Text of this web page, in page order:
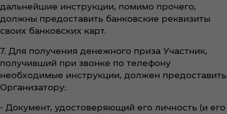
дальнейшие инструкции, помимо прочего,
должны предоставить банковские реквизиты
своих банковских карт.
7. Для получения денежного приза Участник,
получивший при звонке по телефону
необходимые инструкции, должен предоставить
Организатору:
- Документ, удостоверяющий его личность (и его